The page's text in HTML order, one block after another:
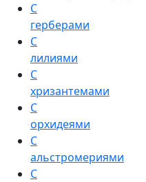
С
герберами
С
лилиями
С
хризантемами
С
орхидеями
С
альстромериями
С